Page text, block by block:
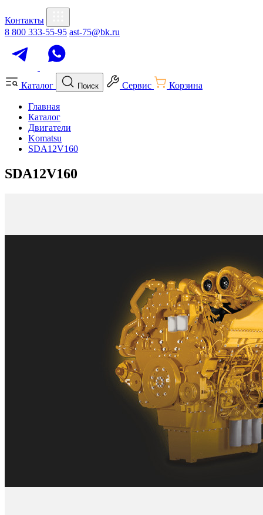
Контакты
8 800 333-55-95 ast-75@bk.ru
Каталог Поиск Сервис Корзина
Главная
Каталог
Двигатели
Komatsu
SDA12V160
SDA12V160